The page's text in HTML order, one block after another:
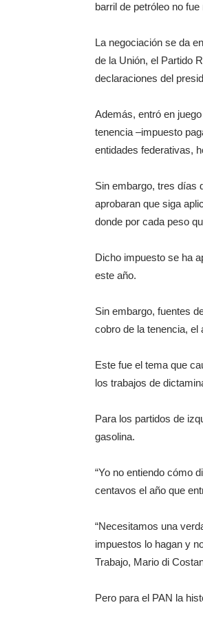
barril de petróleo no
La negociación se da
de la Unión, el Partido
declaraciones del
Además, entró en
tenencia –impuesto
entidades federativas,
Sin embargo, tres días
aprobaran que siga
donde por cada peso
Dicho impuesto se ha
este año.
Sin embargo, fuentes
cobro de la tenencia, el
Este fue el tema que
los trabajos de
Para los partidos de
gasolina.
“Yo no entiendo cómo
centavos el año que
“Necesitamos una
impuestos lo hagan y
Trabajo, Mario di
Pero para el PAN la